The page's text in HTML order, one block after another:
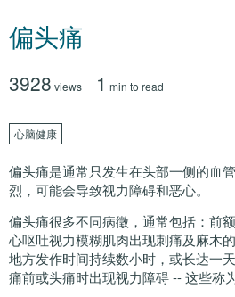
偏头痛
3928 views 1 min to read
心脑健康
偏头痛是通常只发生在头部一侧的血
烈，可能会导致视力障碍和恶心。
偏头痛很多不同病徵，通常包括：前
心呕吐视力模糊肌肉出现刺痛及麻木
地方发作时间持续数小时，或长达一
痛前或头痛时出现视力障碍 -- 这些称